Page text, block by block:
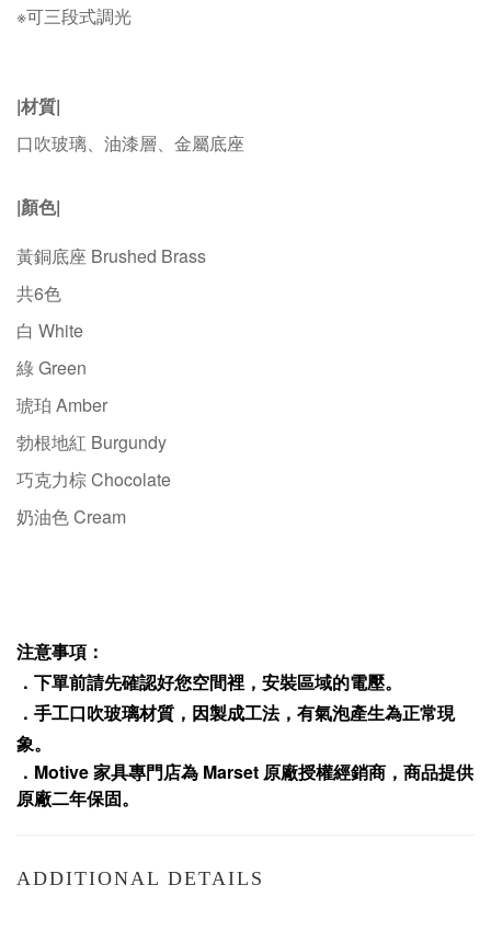
※可三段式調光
|材質|
口吹玻璃、油漆層、金屬底座
|顏色|
黃銅底座 Brushed Brass
共6色
白 White
綠 Green
琥珀 Amber
勃根地紅 Burgundy
巧克力棕Chocolate
奶油色 Cream
注意事項：
．下單前請先確認好您空間裡，安裝區域的電壓。
． 手工口吹玻璃材質，因製成工法，有氣泡產生為正常現
象。
． Motive家具專門店為 Marset 原廠授權經銷商，商品提供
原廠二年保固。
ADDITIONAL DETAILS